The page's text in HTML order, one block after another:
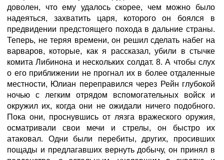
доволен, что ему удалось скорее, чем можно было
надеяться, захватить царя, которого он боялся в
предвидении предстоящего похода в дальние страны.
Теперь, не теряя времени, он решил сделать набег на
варваров, которые, как я рассказал, убили в стычке
комита Либинона и нескольких солдат. 8. А чтобы слух
о его приближении не прогнал их в более отдаленные
местности, Юлиан переправился через Рейн глубокой
ночью с легким отрядом вспомогательных войск и
окружил их, когда они не ожидали ничего подобного.
Пока они, проснувшись от лязга вражеского оружия,
осматривали свои мечи и стрелы, он быстро их
атаковал. Одни были перебиты, других, просивших
пощады и предлагавших вернуть добычу, он принял в